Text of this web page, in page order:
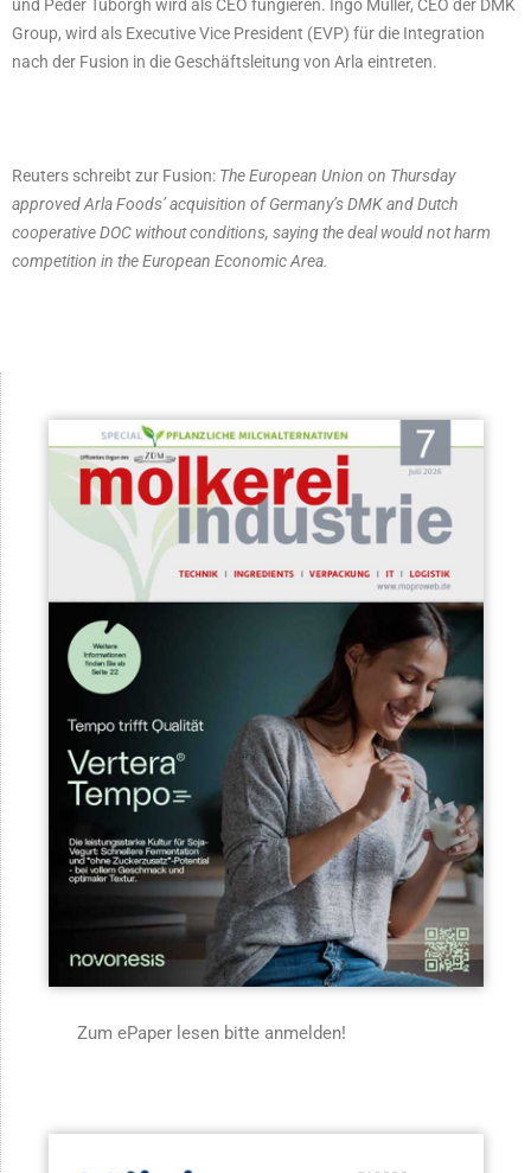
und Peder Tuborgh wird als CEO fungieren. Ingo Müller, CEO der DMK
Group, wird als Executive Vice President (EVP) für die Integration
nach der Fusion in die Geschäftsleitung von Arla eintreten.
Reuters schreibt zur Fusion: The European Union on ​Thursday
approved Arla ‌Foods’ acquisition of Germany’s DMK and ​Dutch
cooperative ​DOC without conditions, saying ⁠the deal ​would not harm
competition ​in the European Economic Area.
Zum ePaper lesen bitte anmelden!